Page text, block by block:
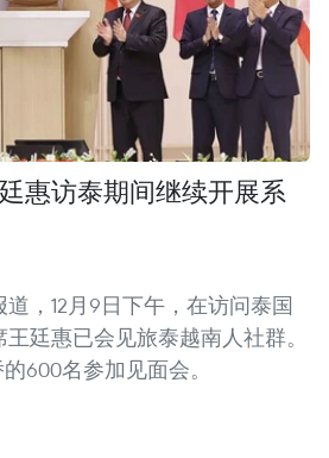
惠访泰期间继续开展系
，12月9日下午，在访问泰国
廷惠已会见旅泰越南人社群。
600名参加见面会。